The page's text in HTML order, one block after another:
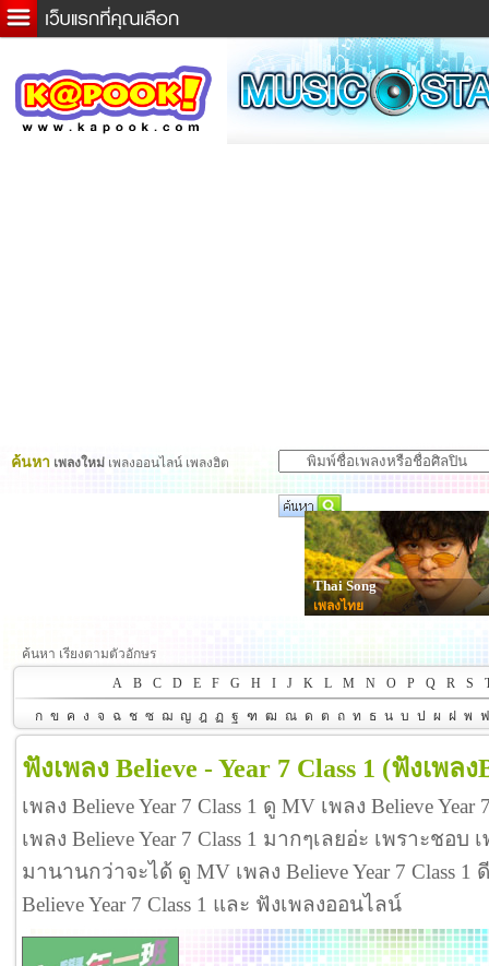
ข่าวด่วน
ละคร
ค้นหา เพลงใหม่ เพลงออนไลน์ เพลงฮิต
Thai Song
เพลงไทย
ค้นหา เรียงตามตัวอักษร
A
B C D E F G H I J K L M N O P Q R S
ก ข ค ง จ ฉ ช ซ ฌ ญ ฎ ฏ ฐ ฑ ฒ ณ ด ต ถ ท ธ น บ ป ผ ฝ พ ฟ
ฟังเพลง Believe - Year 7 Class 1 (ฟังเพลง
เพลง Believe Year 7 Class 1 ดู MV เพลง Believe Year
เพลง Believe Year 7 Class 1 มากๆเลยอ่ะ เพราะชอบ
มานานกว่าจะได้ ดู MV เพลง Believe Year 7 Class
Believe Year 7 Class 1 และ ฟังเพลงออนไลน์